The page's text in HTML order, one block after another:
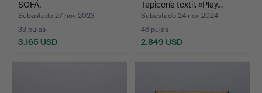
SOFÁ.
Subastado 27 nov 2023
33 pujas
3.165 USD
Tapicería textil. «Play…
Subastado 24 nov 2024
46 pujas
2.849 USD